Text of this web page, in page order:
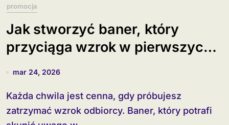
promocja
Jak stworzyć baner, który
przyciąga wzrok w pierwszych
3 sekundach?
mar 24, 2026
Każda chwila jest cenna, gdy próbujesz
zatrzymać wzrok odbiorcy. Baner, który potrafi